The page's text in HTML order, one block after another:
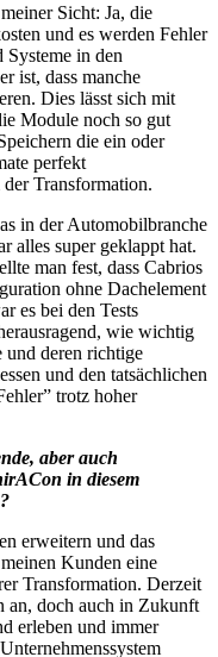
Sicht: Ja, die
und es werden Fehler
Systeme in den
ist, dass manche
Dies lässt sich mit
Module noch so gut
die ein oder
perfekt
der Transformation.
in der Automobilbranche
alles super geklappt hat.
man fest, dass Cabrios
ohne Dachelement
es bei den Tests
wie wichtig
und deren richtige
und den tatsächlichen
trotz hoher
aber auch
in diesem
erweitern und das
Kunden eine
Transformation. Derzeit
an, doch auch in Zukunft
erleben und immer